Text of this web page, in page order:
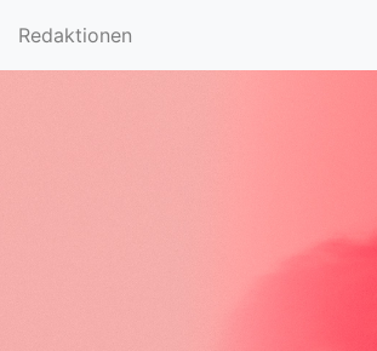
Redaktionen